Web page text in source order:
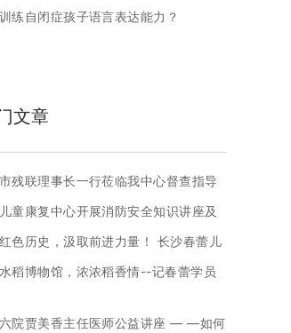
练自闭症孩子语言表达能力？
文章
残联理事长一行莅临我中心督查指导
童康复中心开展消防安全知识讲座及
色历史，汲取前进力量！ 长沙春蕾儿
稻博物馆，浓浓稻香情--记春蕾学员
院贾美香主任医师公益讲座 — —如何